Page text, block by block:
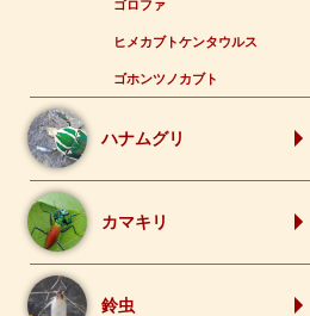
ゴロファ
ヒメカブトケンタウルス
ゴホンツノカブト
ハナムグリ
カマキリ
鈴虫